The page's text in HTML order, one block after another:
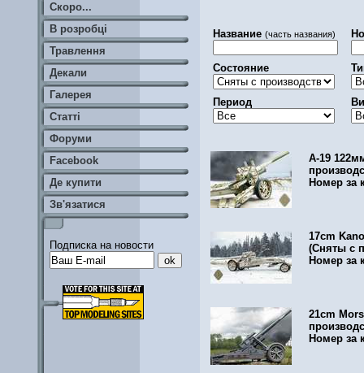
Название (часть названия)
Состояние
Период
A-19
Номер за
17cm
(Сняты с
Номер за
21cm
Номер за
Скоро...
В розробці
Травлення
Декали
Галерея
Статті
Форуми
Facebook
Де купити
Зв'язатися
Подписка на новости